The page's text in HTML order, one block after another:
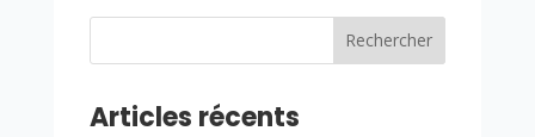
Rechercher
Articles récents